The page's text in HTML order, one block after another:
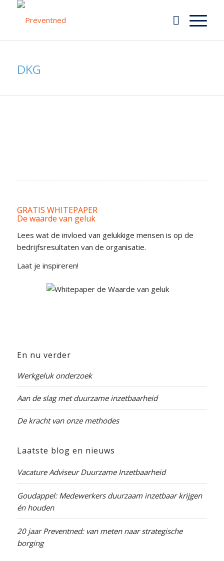
DKG
GRATIS WHITEPAPER
De waarde van geluk
Lees wat de invloed van gelukkige mensen is op de
bedrijfsresultaten van de organisatie.
Laat je inspireren!
En nu verder
Werkgeluk onderzoek
Aan de slag met duurzame inzetbaarheid
De kracht van onze methodes
Laatste blog en nieuws
Vacature Adviseur Duurzame Inzetbaarheid
Goudappel: Medewerkers duurzaam inzetbaar krijgen
én houden
20 jaar Preventned: van meten naar strategische
borging